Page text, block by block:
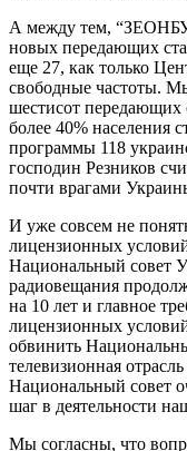
А между тем,
новых передающих
еще 27, как только
свободные частоты.
шестисот передающих
более 40% населения
программы 118
господин Резников
почти врагами
И уже совсем не
лицензионных
Национальный совет
радиовещания
на 10 лет и главное
лицензионных
обвинить
телевизионная
Национальный совет
шаг в деятельности
Мы согласны, что